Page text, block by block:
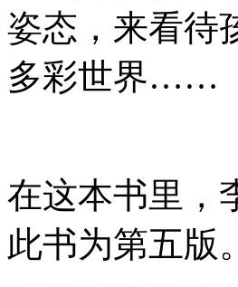
姿态，来看待
多彩世界……
在这本书里，
此书为第五版。